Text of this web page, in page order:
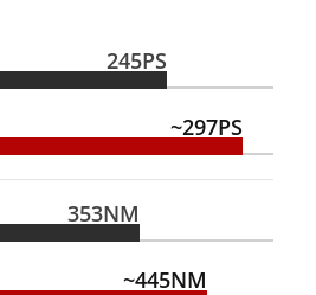
245PS
~297PS
353NM
~445NM